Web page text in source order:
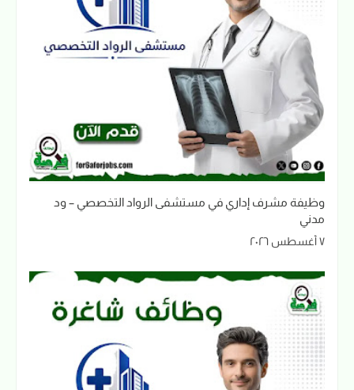
وظيفة مشرف إداري في مستشفى الرواد التخصصي – ود
مدني
٧ أغسطس ٢٠٢٦